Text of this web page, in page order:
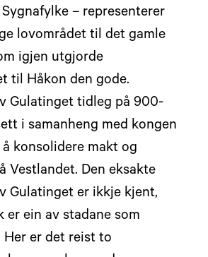
– representerer
lovområdet til det gamle
igjen utgjorde
til Håkon den gode.
Gulatinget tidleg på 900-
i samanheng med kongen
konsolidere makt og
Vestlandet. Den eksakte
Gulatinget er ikkje kjent,
er ein av stadane som
Her er det reist to